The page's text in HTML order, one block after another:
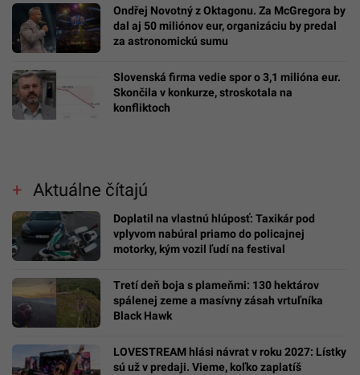
Ondřej Novotný z Oktagonu. Za McGregora by
dal aj 50 miliónov eur, organizáciu by predal
za astronomickú sumu
Slovenská firma vedie spor o 3,1 milióna eur.
Skončila v konkurze, stroskotala na
konfliktoch
Aktuálne čítajú
Doplatil na vlastnú hlúposť: Taxikár pod
vplyvom nabúral priamo do policajnej
motorky, kým vozil ľudí na festival
Tretí deň boja s plameňmi: 130 hektárov
spálenej zeme a masívny zásah vrtuľníka
Black Hawk
LOVESTREAM hlási návrat v roku 2027: Lístky
sú už v predaji. Vieme, koľko zaplatíš